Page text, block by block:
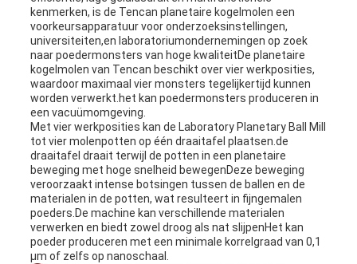
kenmerken, is de Tencan planetaire kogelmolen een
voorkeursapparatuur voor onderzoeksinstellingen,
universiteiten,en laboratoriumondernemingen op zoek
naar poedermonsters van hoge kwaliteitDe planetaire
kogelmolen van Tencan beschikt over vier werkposities,
waardoor maximaal vier monsters tegelijkertijd kunnen
worden verwerkt.het kan poedermonsters produceren in
een vacuümomgeving.
Met vier werkposities kan de Laboratory Planetary Ball Mill
tot vier molenpotten op één draaitafel plaatsen.de
draaitafel draait terwijl de potten in een planetaire
beweging met hoge snelheid bewegenDeze beweging
veroorzaakt intense botsingen tussen de ballen en de
materialen in de potten, wat resulteert in fijngemalen
poeders.De machine kan verschillende materialen
verwerken en biedt zowel droog als nat slijpenHet kan
poeder produceren met een minimale korrelgraad van 0,1
μm of zelfs op nanoschaal.